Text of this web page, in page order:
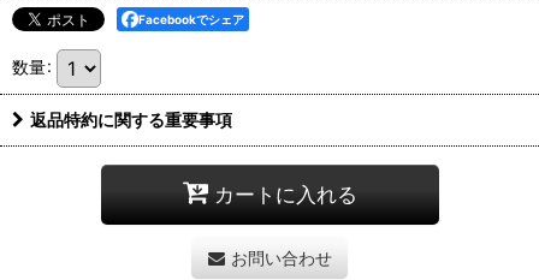
Facebookでシェア
数量:
返品特約に関する重要事項
カートに入れる
お問い合わせ